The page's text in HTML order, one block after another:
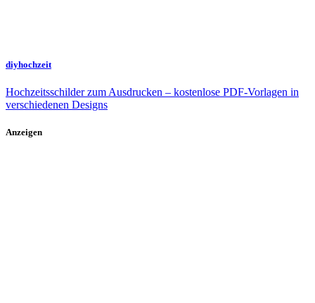
diyhochzeit
Hochzeitsschilder zum Ausdrucken – kostenlose PDF-Vorlagen in
verschiedenen Designs
Anzeigen